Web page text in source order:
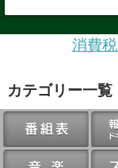
消費
カテゴリー一覧